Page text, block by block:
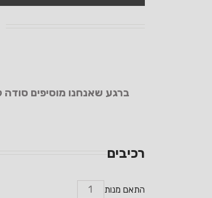
ברגע שאנחנו מוסיפים
רכיבים
התאם מנות